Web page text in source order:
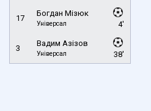
17
Богдан Мізюк
Універсал 4'
3
Вадим Азізов
Універсал 38'